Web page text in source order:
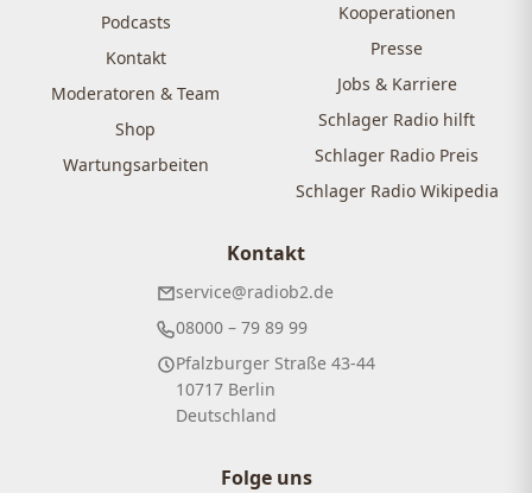
Podcasts
Kontakt
Moderatoren & Team
Shop
Wartungsarbeiten
Kooperationen
Presse
Jobs & Karriere
Schlager Radio hilft
Schlager Radio Preis
Schlager Radio Wikipedia
Kontakt
service@radiob2.de
08000 – 79 89 99
Pfalzburger Straße 43-44
10717 Berlin
Deutschland
Folge uns